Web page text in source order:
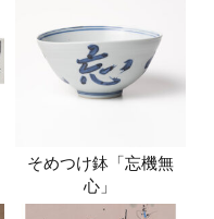
そめつけ鉢「忘機無
心」